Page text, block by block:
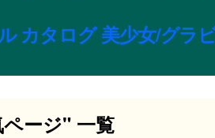
カタログ 美少女/グラ
ージ" 一覧